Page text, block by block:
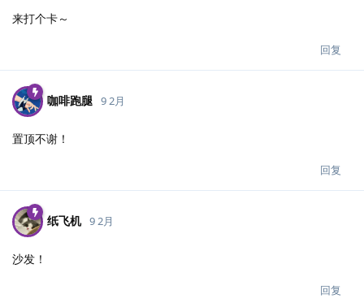
来打个卡～
回复
咖啡跑腿 9 2月
置顶不谢！
回复
纸飞机 9 2月
沙发！
回复